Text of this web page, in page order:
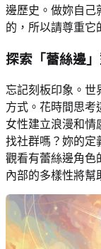
邊歷史。做妳自己
的，所以請尊重它
探索「蕾絲邊
忘記刻板印象。世
方式。花時間思考
女性建立浪漫和情
找社群嗎？妳的定
觀看有蕾絲邊角色
內部的多樣性將幫